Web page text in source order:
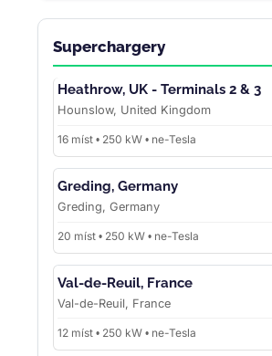
Superchargery
Heathrow, UK - Terminals 2 & 3
Hounslow, United Kingdom
16 míst • 250 kW • ne-Tesla
Greding, Germany
Greding, Germany
20 míst • 250 kW • ne-Tesla
Val-de-Reuil, France
Val-de-Reuil, France
12 míst • 250 kW • ne-Tesla